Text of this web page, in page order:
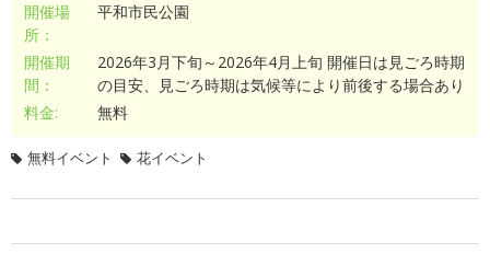
開催場
所：
平和市民公園
開催期
間：
2026年3月下旬～2026年4月上旬 開催日は見ごろ時期
の目安、見ごろ時期は気候等により前後する場合あり
料金:
無料
無料イベント 花イベント